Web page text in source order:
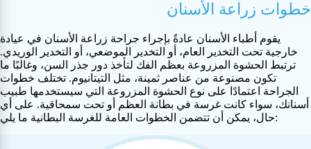
خطوات زراعة الأسنان
يقوم أطباء الأسنان عادةً بإجراء جراحة زراعة الأسنان في عيادة
خارجية تحت التخدير العام، أو التخدير الموضعي، أو التخدير الوريدي.
ترتبط الحشوة المزروعة بعظم الفك لتأخذ دور جذر السن، وغالبًا ما
تكون مصنوعة من عناصر ثمينة، مثل التيتانيوم. تختلف خطوات
الجراحة اعتمادًا على نوع الحشوة المزروعة التي سيستخدمها طبيب
أسنانك، سواء كانت غرسة في بطانة العظم أو تحت سمحاقية. على أي
حال، يمكن أن تتضمن الخطوات العامة للغرسة البطانية ما يلي: